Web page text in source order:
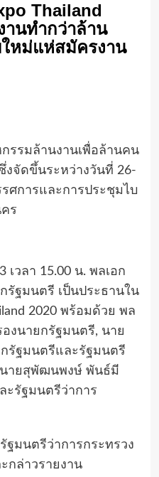
Thailand
านทำกว่าล้าน
หม่แห่สมัครงาน
รรมล้านงานเพื่อล้านคน
งจัดขึ้นระหว่างวันที่ 26-
การและการประชุมไบ
ร
เวลา 15.00 น. พลเอก
รัฐมนตรี เป็นประธานใน
2020 พร้อมด้วย พล
งนายกรัฐมนตรี, นาย
รัฐมนตรีและรัฐมนตรี
นายสุพัฒนพงษ์ พันธ์มี
ะรัฐมนตรีว่าการ
มนตรีว่าการกระทรวง
กล่าวรายงาน